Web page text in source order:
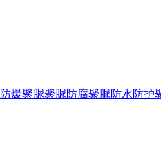
防爆聚脲聚脲防腐聚脲防水防护